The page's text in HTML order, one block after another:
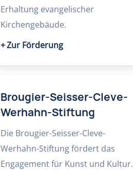
Erhaltung evangelischer
Kirchengebäude.
Zur Förderung
Brougier-Seisser-Cleve-
Werhahn-Stiftung
Die Brougier-Seisser-Cleve-
Werhahn-Stiftung fördert das
Engagement für Kunst und Kultur.